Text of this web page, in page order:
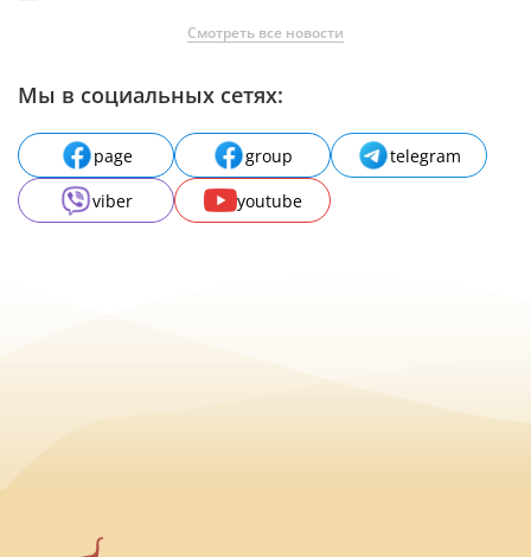
Смотреть все новости
Мы в социальных сетях:
page group
telegram
viber
youtube